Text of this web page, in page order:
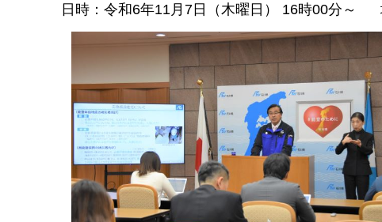
日時：令和6年11月7日（木曜日） 16時00分～